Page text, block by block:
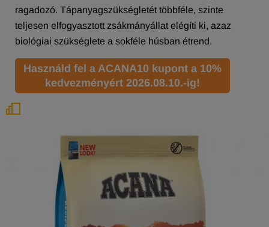
ragadozó. Tápanyagszükségletét többféle, szinte
teljesen elfogyasztott zsákmányállat elégíti ki, azaz
biológiai szükséglete a sokféle húsban étrend.
Használd fel a ACANA10 kupont a 10%
kedvezményért 2026.08.10.-ig!